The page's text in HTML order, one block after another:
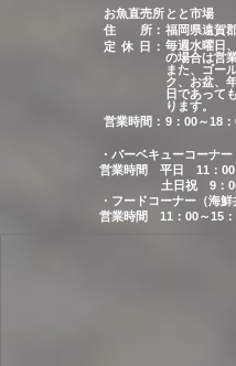
お魚直売所 とと市場
住 所： 福岡県遠賀
定 休 日
： 毎週水曜日
の場合は営
また、ゴー
ク、お盆、
日であって
ります。
営業時間： 9：00～18
・バーベキューコーナー
営業時間
平日
11：
土日祝
9：
・フードコーナー（海鮮
営業時間
11：00～15